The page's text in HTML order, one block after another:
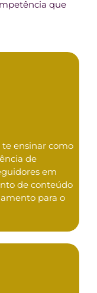
que
ensinar como
de
em
de conteúdo
para o